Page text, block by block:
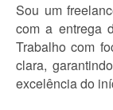
Sou um
com a entrega
Trabalho com
clara,
excelência do